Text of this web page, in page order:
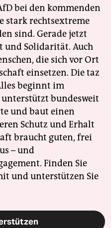
bei den kommenden
stark rechtsextreme
sind. Gerade jetzt
und Solidarität. Auch
die sich vor Ort
einsetzen. Die taz
beginnt im
bundesweit
und baut einen
Schutz und Erhalt
braucht guten, frei
– und
Finden Sie
und unterstützen Sie